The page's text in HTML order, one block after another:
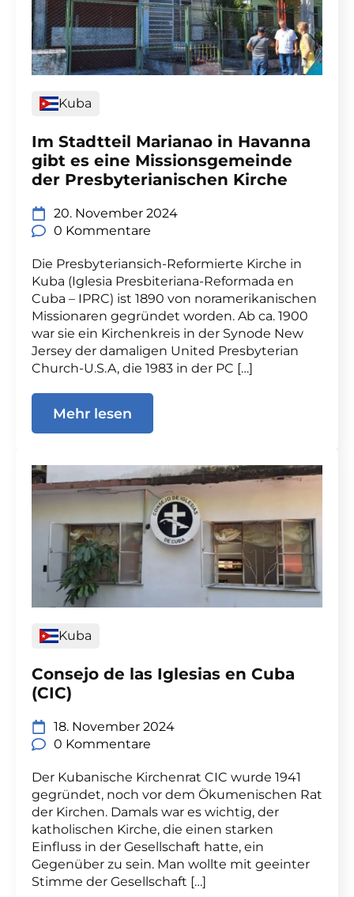
Kuba
Im Stadtteil Marianao in Havanna
gibt es eine Missionsgemeinde
der Presbyterianischen Kirche
20. November 2024
0 Kommentare
Die Presbyteriansich-Reformierte Kirche in
Kuba (Iglesia Presbiteriana-Reformada en
Cuba – IPRC) ist 1890 von noramerikanischen
Missionaren gegründet worden. Ab ca. 1900
war sie ein Kirchenkreis in der Synode New
Jersey der damaligen United Presbyterian
Church-U.S.A, die 1983 in der PC […]
Mehr lesen
Kuba
Consejo de las Iglesias en Cuba
(CIC)
18. November 2024
0 Kommentare
Der Kubanische Kirchenrat CIC wurde 1941
gegründet, noch vor dem Ökumenischen Rat
der Kirchen. Damals war es wichtig, der
katholischen Kirche, die einen starken
Einfluss in der Gesellschaft hatte, ein
Gegenüber zu sein. Man wollte mit geeinter
Stimme der Gesellschaft […]